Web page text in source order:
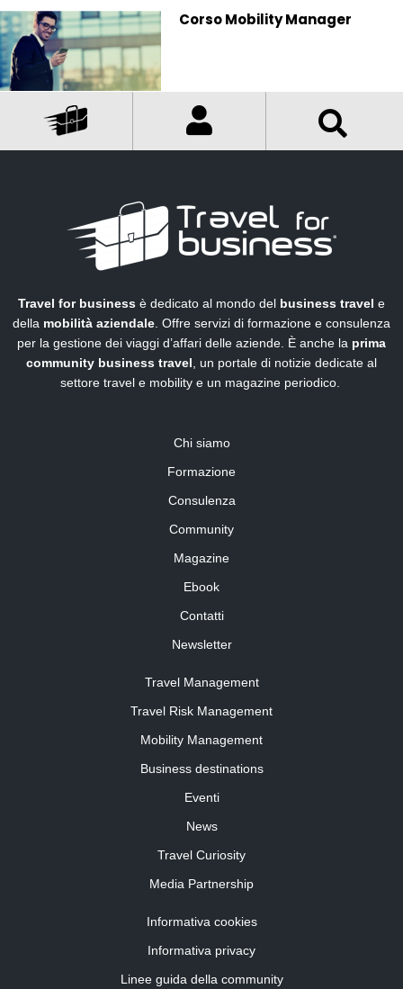
Corso Mobility Manager
Travel for business è dedicato al mondo del business travel e
della mobilità aziendale. Offre servizi di formazione e consulenza
per la gestione dei viaggi d’affari delle aziende. È anche la prima
community business travel, un portale di notizie dedicate al
settore travel e mobility e un magazine periodico.
Chi siamo
Formazione
Consulenza
Community
Magazine
Ebook
Contatti
Newsletter
Travel Management
Travel Risk Management
Mobility Management
Business destinations
Eventi
News
Travel Curiosity
Media Partnership
Informativa cookies
Informativa privacy
Linee guida della community